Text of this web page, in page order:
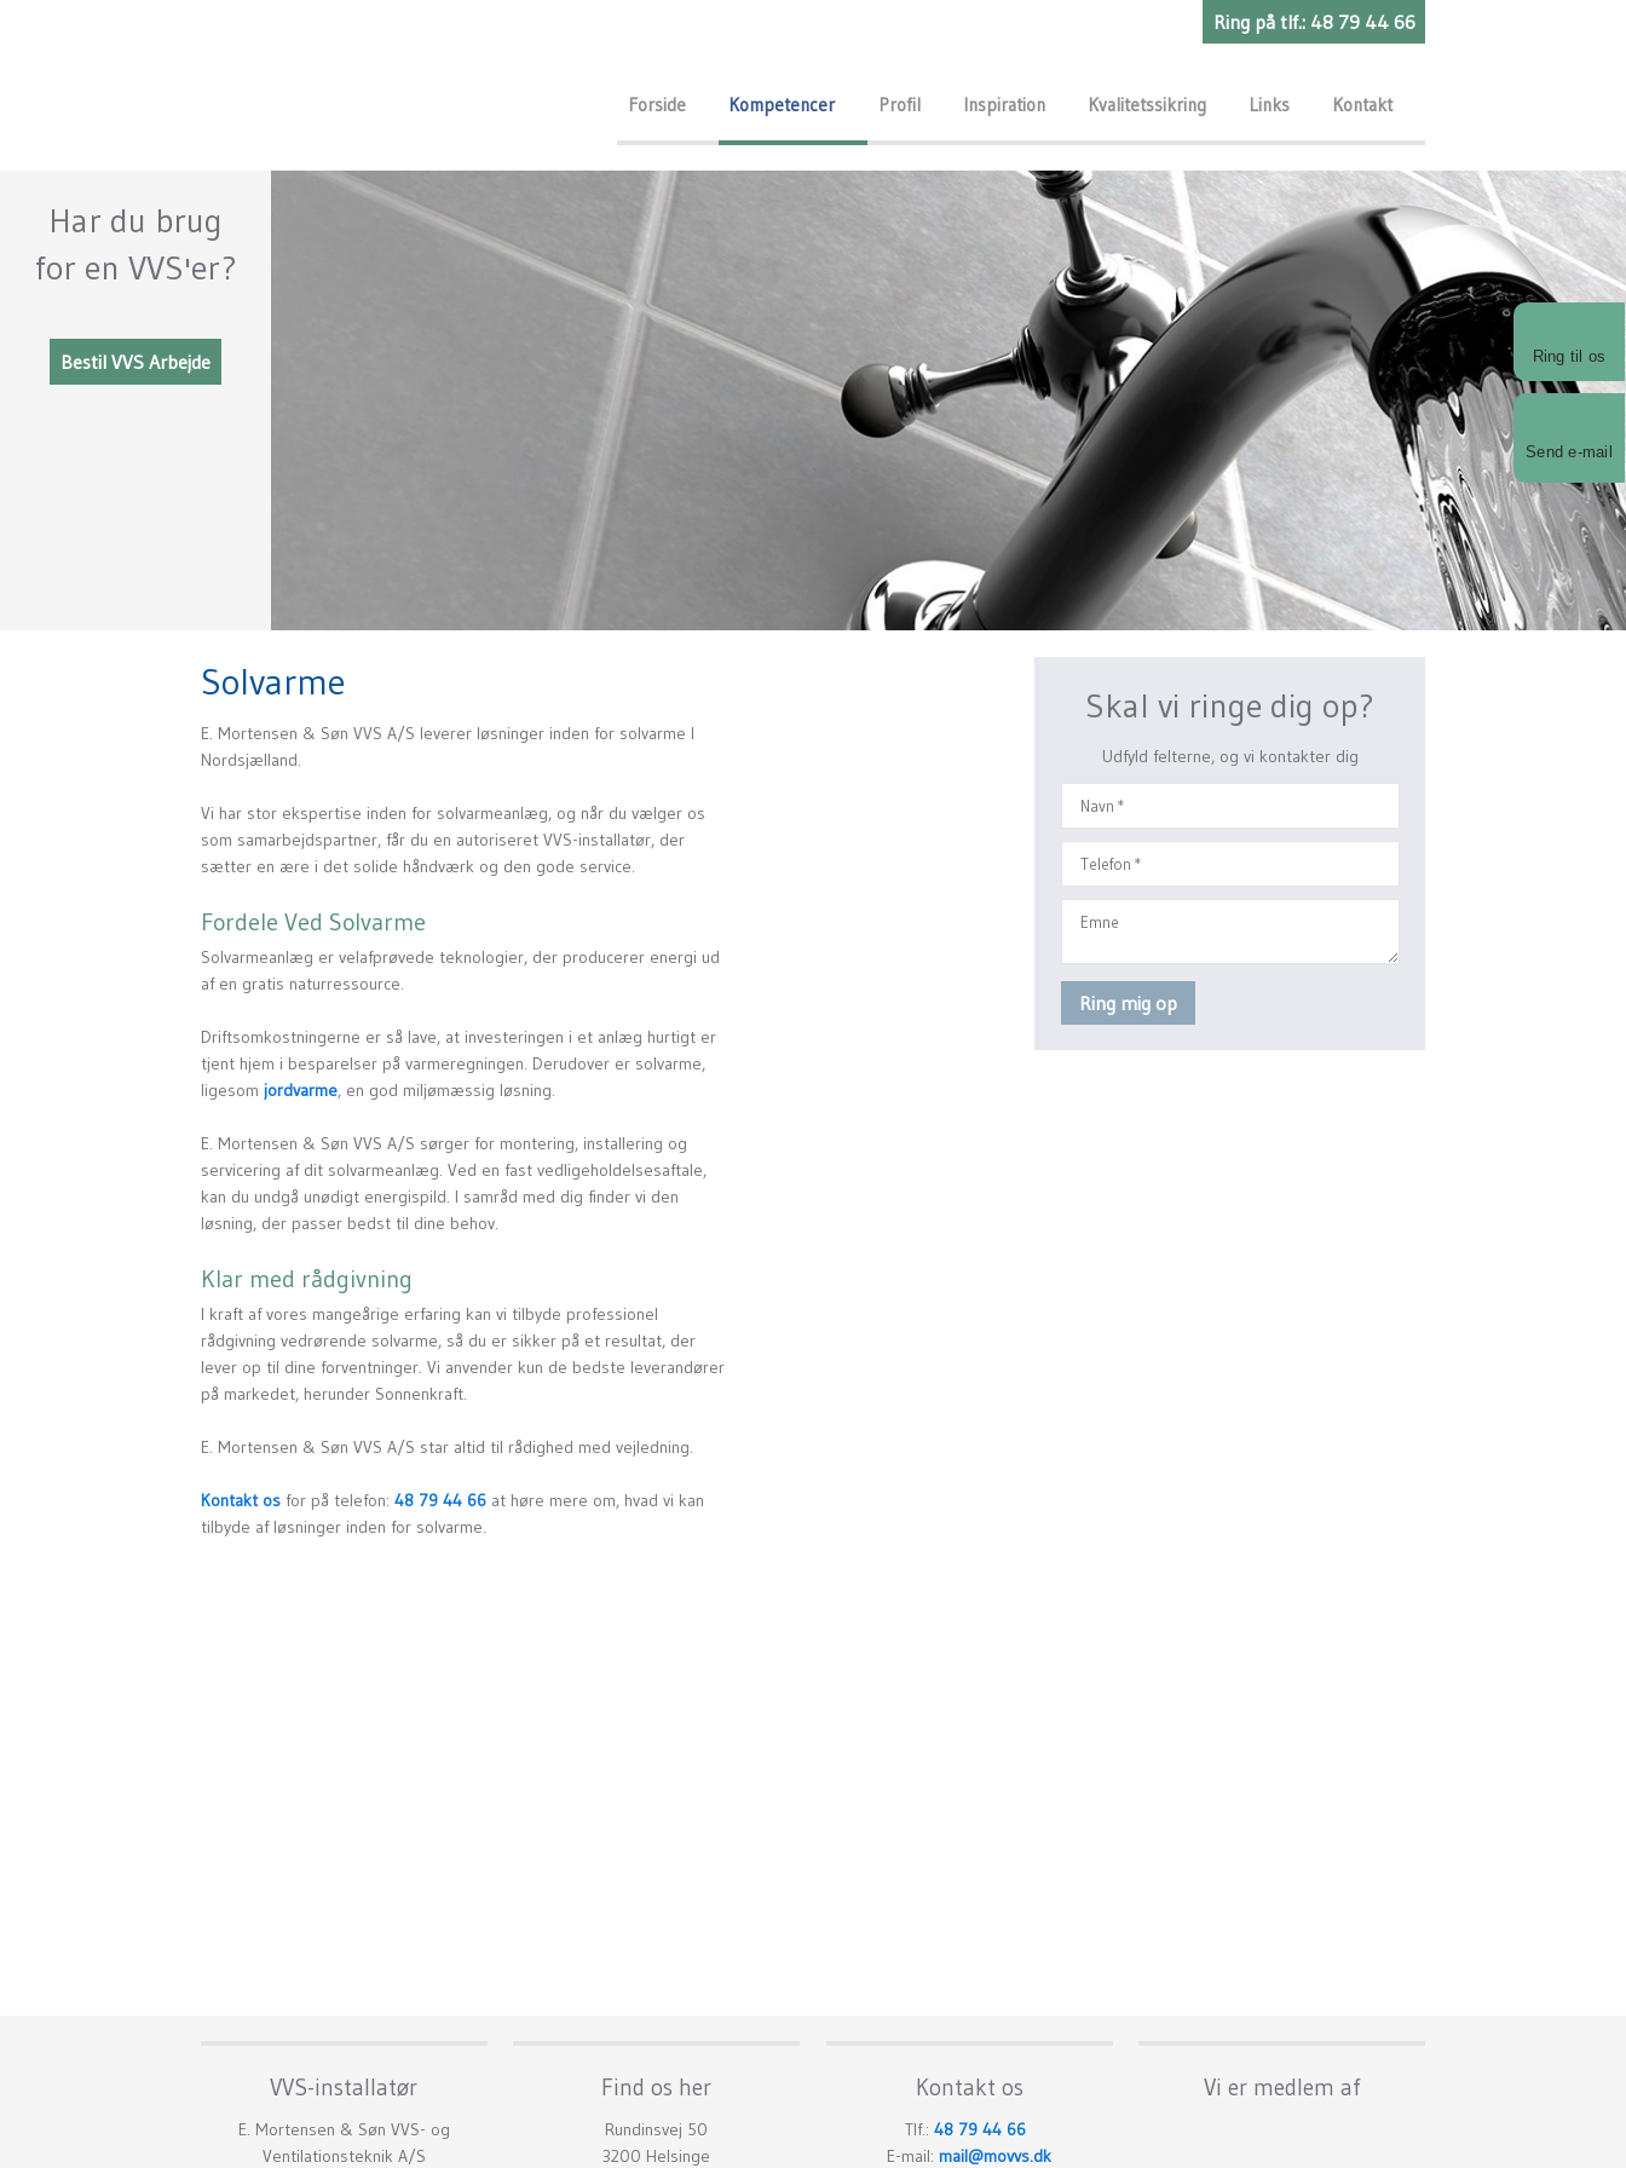
​Ring på tlf.: 48 79 44 66
Forside Kompetencer Profil Inspiration Kvalitetssikring Links Kontakt
​Har du brug
for en VVS'er?
Bestil VVS Arbejde Ring til os
Send e-mail
Solvarme
E. Mortensen & Søn VVS A/S leverer løsninger inden for solvarme I
Nordsjælland.
Vi har stor ekspertise inden for solvarmeanlæg, og når du vælger os
som samarbejdspartner, får du en autoriseret VVS-installatør, der
sætter en ære i det solide håndværk og den gode service.
Fordele Ved Solvarme
Solvarmeanlæg er velafprøvede teknologier, der producerer energi ud
af en gratis naturressource.
Driftsomkostningerne er så lave, at investeringen i et anlæg hurtigt er
tjent hjem i besparelser på varmeregningen. Derudover er solvarme,
ligesom jordvarme, en god miljømæssig løsning.
E. Mortensen & Søn VVS A/S sørger for montering, installering og
servicering af dit solvarmeanlæg. Ved en fast vedligeholdelsesaftale,
kan du undgå unødigt energispild. I samråd med dig finder vi den
løsning, der passer bedst til dine behov.
Klar med rådgivning
I kraft af vores mangeårige erfaring kan vi tilbyde professionel
rådgivning vedrørende solvarme, så du er sikker på et resultat, der
lever op til dine forventninger. Vi anvender kun de bedste leverandører
på markedet, herunder Sonnenkraft.
E. Mortensen & Søn VVS A/S star altid til rådighed med vejledning.
Kontakt osfor på telefon: 48 79 44 66at høre mere om, hvad vi kan
tilbyde af løsninger inden for solvarme.
Skal vi ringe dig op?
Udfyld felterne, og vi kontakter dig​
​VVS-installatør
​E. Mortensen & Søn VVS- og
Ventilationsteknik A/S
Find os her
Rundinsvej 50
3200 Helsinge​
Kontakt os
​Tlf.:48 79 44 66
E-mail:mail@movvs.dk
Vi er medlem af